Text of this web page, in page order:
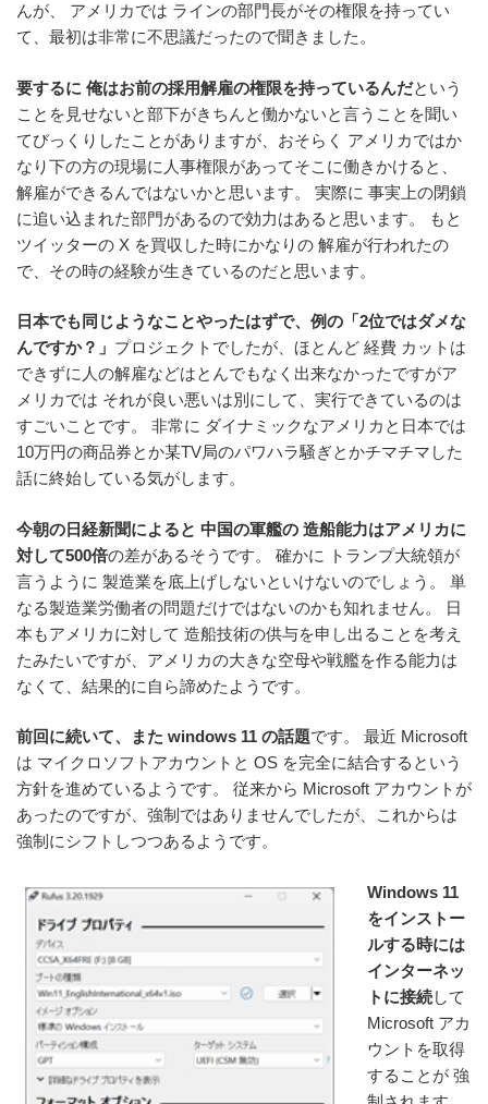
んが、 アメリカでは ラインの部門長がその権限を持ってい
て、最初は非常に不思議だったので聞きました。
要するに 俺はお前の採用解雇の権限を持っているんだという
ことを見せないと部下がきちんと働かないと言うことを聞い
てびっくりしたことがありますが、おそらく アメリカではか
なり下の方の現場に人事権限があってそこに働きかけると、
解雇ができるんではないかと思います。 実際に 事実上の閉鎖
に追い込まれた部門があるので効力はあると思います。 もと
ツイッターの X を買収した時にかなりの 解雇が行われたの
で、その時の経験が生きているのだと思います。
日本でも同じようなことやったはずで、例の「2位ではダメな
んですか？」 プロジェクトでしたが、ほとんど 経費 カットは
できずに人の解雇などはとんでもなく出来なかったですがア
メリカでは それが良い悪いは別にして、実行できているのは
すごいことです。 非常に ダイナミックなアメリカと日本では
10万円の商品券とか某TV局のパワハラ騒ぎとかチマチマした
話に終始している気がします。
今朝の日経新聞によると 中国の軍艦の 造船能力はアメリカに
対して500倍の差があるそうです。 確かに トランプ大統領が
言うように 製造業を底上げしないといけないのでしょう。 単
なる製造業労働者の問題だけではないのかも知れません。 日
本もアメリカに対して 造船技術の供与を申し出ることを考え
たみたいですが、アメリカの大きな空母や戦艦を作る能力は
なくて、結果的に自ら諦めたようです。
前回に続いて、また windows 11 の話題です。 最近 Microsoft
は マイクロソフトアカウントと OS を完全に結合するという
方針を進めているようです。 従来から Microsoft アカウントが
あったのですが、強制ではありませんでしたが、これからは
強制にシフトしつつあるようです。
Windows 11
をインストー
ルする時には
インターネッ
トに接続して
Microsoft アカ
ウントを取得
することが 強